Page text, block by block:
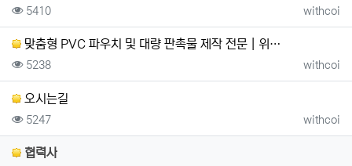
등록자
withcoi
조회
5410
맞춤형 PVC 파우치 및 대량 판촉물 제작 전문 | 위…
등록자
withcoi
조회
5238
오시는길
등록자
withcoi
조회
5247
협력사